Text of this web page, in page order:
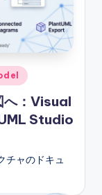
へ：Visual
Studio
チャのドキュ